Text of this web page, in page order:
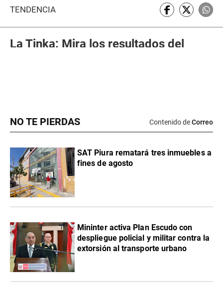
NO TE PIERDAS Contenido deCorreo
SAT Piura rematará tres inmuebles a
fines de agosto
Mininter activa Plan Escudo con
despliegue policial y militar contra la
extorsión al transporte urbano